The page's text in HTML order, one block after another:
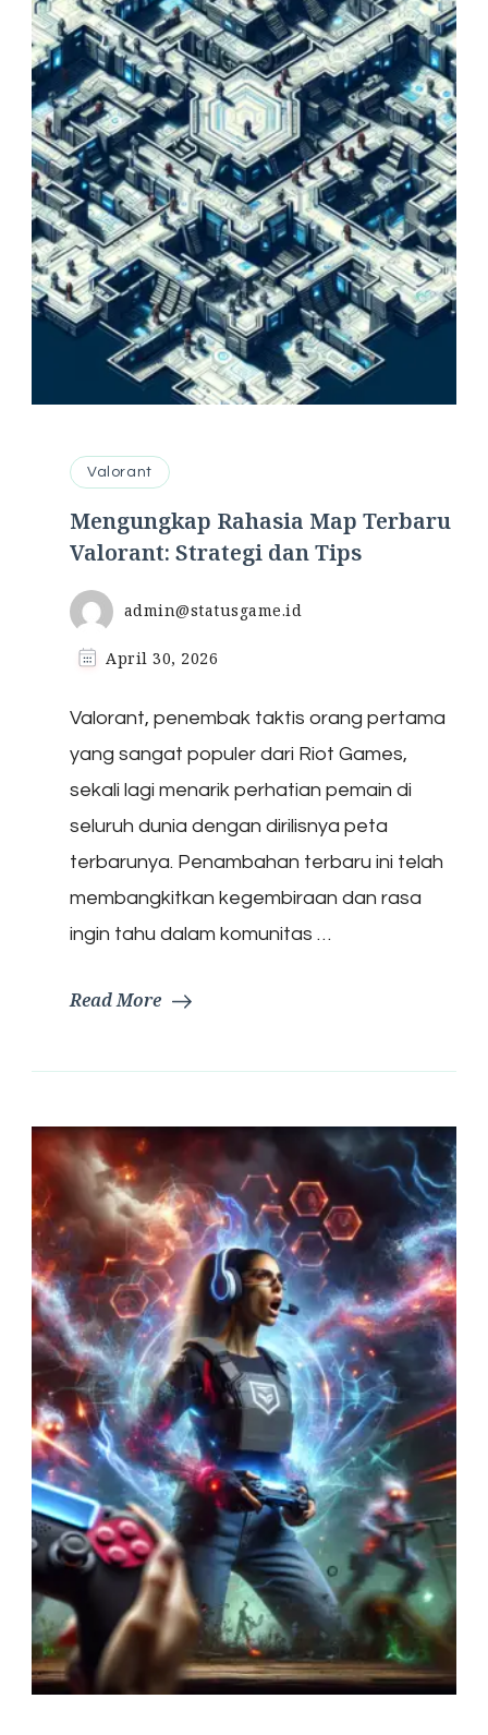
Valorant
Mengungkap Rahasia Map Terbaru
Valorant: Strategi dan Tips
admin@statusgame.id
April 30, 2026
Valorant, penembak taktis orang pertama
yang sangat populer dari Riot Games,
sekali lagi menarik perhatian pemain di
seluruh dunia dengan dirilisnya peta
terbarunya. Penambahan terbaru ini telah
membangkitkan kegembiraan dan rasa
ingin tahu dalam komunitas …
Read More